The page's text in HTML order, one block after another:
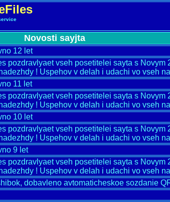
Novosti sayjta
12 let
pozdravlyaet vseh posetitelei sayta s Novym
! Uspehov v delah i udachi vo vseh
11 let
pozdravlyaet vseh posetitelei sayta s Novym
! Uspehov v delah i udachi vo vseh
10 let
pozdravlyaet vseh posetitelei sayta s Novym
! Uspehov v delah i udachi vo vseh
9 let
pozdravlyaet vseh posetitelei sayta s Novym
! Uspehov v delah i udachi vo vseh
dobavleno avtomaticheskoe sozdanie